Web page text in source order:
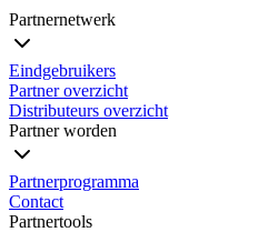
Partnernetwerk
Eindgebruikers
Partner overzicht
Distributeurs overzicht
Partner worden
Partnerprogramma
Contact
Partnertools